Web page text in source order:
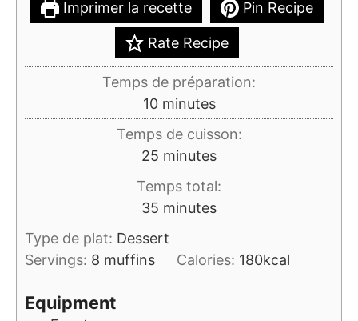
Imprimer la recette Pin Recipe
Rate Recipe
Temps de préparation:
10minutes
minutes
Temps de cuisson:
25 minutes
minutes
Temps total:
35 minutes
minutes
Type de plat: Dessert
Servings: 8 muffins Calories: 180kcal
Equipment